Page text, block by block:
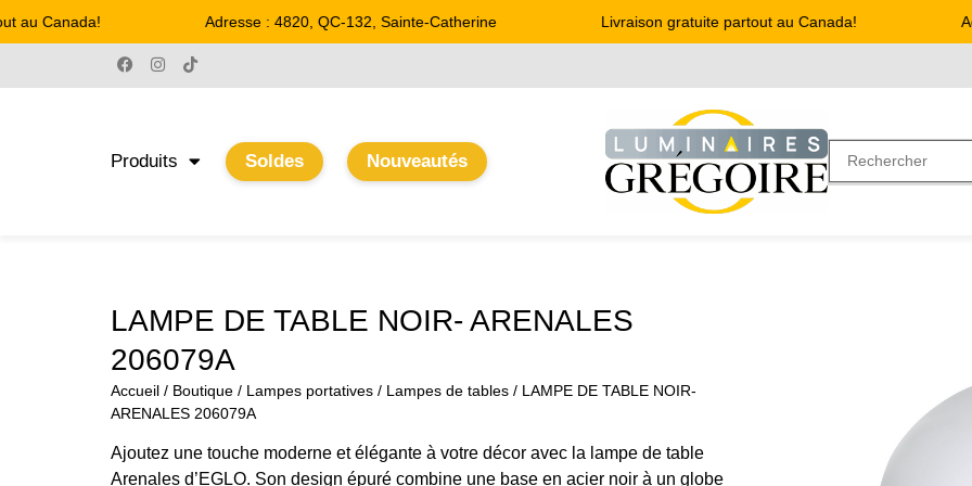
Canada! Adresse : 4820, QC-132, Sainte-Catherine Livraison gratuite partout au Canada!
Produits Soldes Nouveautés
LAMPE DE TABLE NOIR- ARENALES
206079A
Accueil / Boutique / Lampes portatives / Lampes de tables / LAMPE DE TABLE NOIR-
ARENALES 206079A
Ajoutez une touche moderne et élégante à votre décor avec la lampe de table
Arenales d’EGLO. Son design épuré combine une base en acier noir à un globe